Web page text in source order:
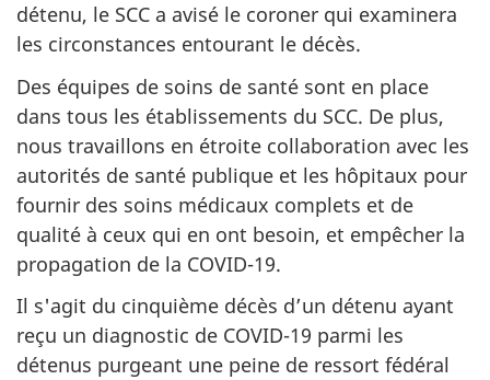
détenu, le SCC a avisé le coroner qui examinera
les circonstances entourant le décès.
Des équipes de soins de santé sont en place
dans tous les établissements du SCC. De plus,
nous travaillons en étroite collaboration avec les
autorités de santé publique et les hôpitaux pour
fournir des soins médicaux complets et de
qualité à ceux qui en ont besoin, et empêcher la
propagation de la COVID-19.
Il s'agit du cinquième décès d’un détenu ayant
reçu un diagnostic de COVID-19 parmi les
détenus purgeant une peine de ressort fédéral